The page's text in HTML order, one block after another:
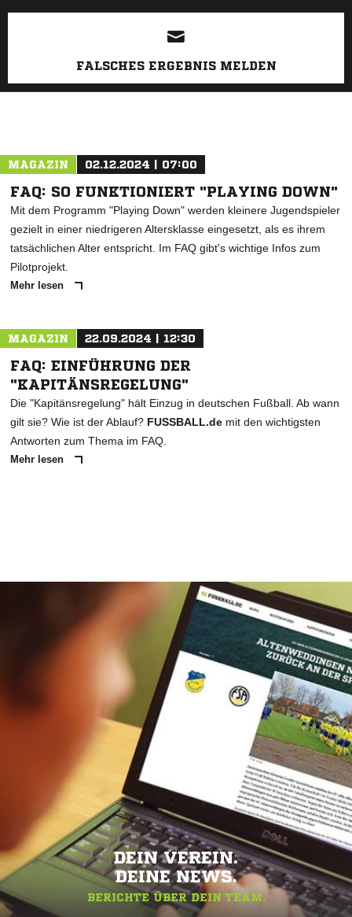
ANZEIGE
FALSCHES ERGEBNIS MELDEN
MAGAZIN 02.12.2024 | 07:00
FAQ: SO FUNKTIONIERT "PLAYING DOWN"
Mit dem Programm "Playing Down" werden kleinere Jugendspieler
gezielt in einer niedrigeren Altersklasse eingesetzt, als es ihrem
tatsächlichen Alter entspricht. Im FAQ gibt's wichtige Infos zum
Pilotprojekt.
Mehr lesen
MAGAZIN 22.09.2024 | 12:30
FAQ: EINFÜHRUNG DER
"KAPITÄNSREGELUNG"
Die "Kapitänsregelung" hält Einzug in deutschen Fußball. Ab wann
gilt sie? Wie ist der Ablauf? FUSSBALL.de mit den wichtigsten
Antworten zum Thema im FAQ.
Mehr lesen
DEIN VEREIN.
DEINE NEWS.
BERICHTE ÜBER DEIN TEAM.